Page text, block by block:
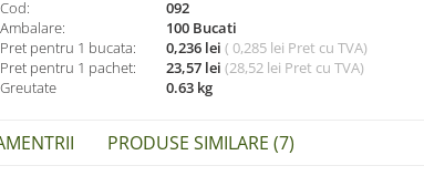
Cod:
092
Ambalare:
100 Bucati
Pret pentru 1 bucata:
0,236 lei ( 0,285 lei Pret cu TVA)
Pret pentru 1 pachet:
23,57 lei (28,52 lei Pret cu TVA)
Greutate
0.63 kg
PRODUSE SIMILARE (7)